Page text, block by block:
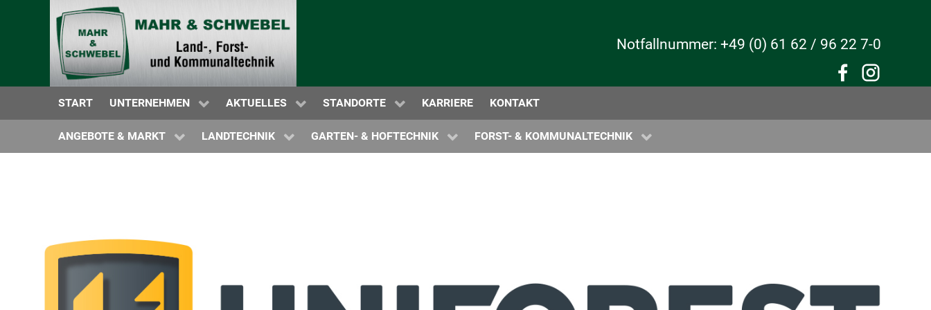
Notfallnummer: +49 (0) 61 62 / 96 22 7-0
START UNTERNEHMEN
WARTUNG | SERVICE | NOTDIENST
ERSATZTEILVERSORGUNG
AKTUELLES
MAHR & SCHWEBEL NEWS
MASCHINENÜBERGABEN
HERSTELLER NEWSSTANDORTE
TECHNIKZENTRUM ODENWALD
KARRIERE KONTAKT
ANGEBOTE & MARKT
NEUMASCHINEN
GEBRAUCHTMASCHINEN
LANDTECHNIK
PROSPEKTE GARTEN- & HOFTECHNIK
PROSPEKTE FORST- & KOMMUNALTECHNIK
PROSPEKTE